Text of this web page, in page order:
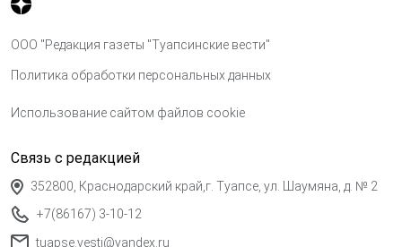
ООО "Редакция газеты "Туапсинские вести"
Политика обработки персональных данных
Использование сайтом файлов cookie
Связь с редакцией
352800, Краснодарский край,г. Туапсе, ул. Шаумяна, д. № 2
+7(86167) 3-10-12
tuapse.vesti@yandex.ru